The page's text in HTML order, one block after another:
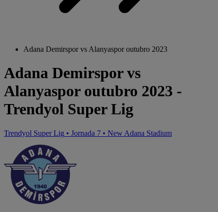
Adana Demirspor vs Alanyaspor outubro 2023
Adana Demirspor vs
Alanyaspor outubro 2023 -
Trendyol Super Lig
Trendyol Super Lig • Jornada 7 • New Adana Stadium